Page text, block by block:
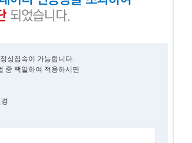
상접속이 가능합니다.
중 택일하여 적용하시면